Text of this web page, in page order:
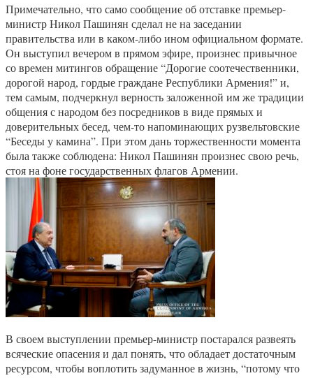
Примечательно, что само сообщение об отставке премьер-
министр Никол Пашинян сделал не на заседании
правительства или в каком-либо ином официальном формате.
Он выступил вечером в прямом эфире, произнес привычное
со времен митингов обращение “Дорогие соотечественники,
дорогой народ, гордые граждане Республики Армения!” и,
тем самым, подчеркнул верность заложенной им же традиции
общения с народом без посредников в виде прямых и
доверительных бесед, чем-то напоминающих рузвельтовские
“Беседы у камина”. При этом дань торжественности момента
была также соблюдена: Никол Пашинян произнес свою речь,
стоя на фоне государственных флагов Армении.
В своем выступлении премьер-министр постарался развеять
всяческие опасения и дал понять, что обладает достаточным
ресурсом, чтобы воплотить задуманное в жизнь, “потому что